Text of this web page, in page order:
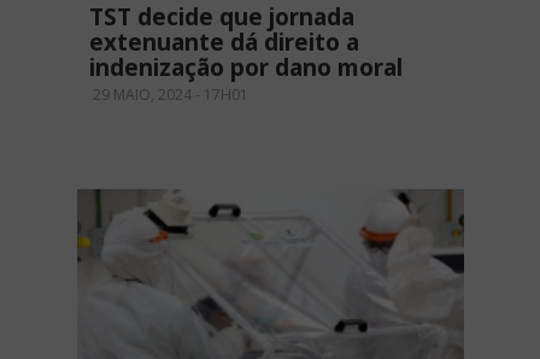
TST decide que jornada
extenuante dá direito a
indenização por dano moral
29 MAIO, 2024 - 17H01